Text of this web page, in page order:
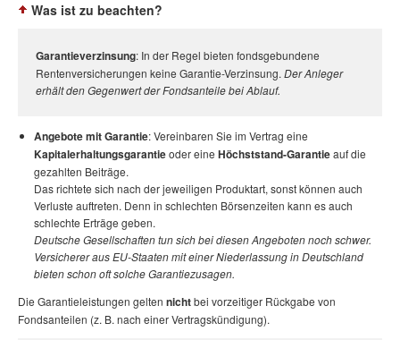
Was ist zu beachten?
Garantieverzinsung: In der Regel bieten fondsgebundene
Rentenversicherungen keine Garantie-Verzinsung. Der Anleger
erhält den Gegenwert der Fondsanteile bei Ablauf.
Angebote mit Garantie: Vereinbaren Sie im Vertrag eine
Kapitalerhaltungsgarantieoder eine Höchststand-Garantieauf die
gezahlten Beiträge.
Das richtete sich nach der jeweiligen Produktart, sonst können auch
Verluste auftreten. Denn in schlechten Börsenzeiten kann es auch
schlechte Erträge geben.
Deutsche Gesellschaften tun sich bei diesen Angeboten noch schwer.
Versicherer aus EU-Staaten mit einer Niederlassung in Deutschland
bieten schon oft solche Garantiezusagen.
Die Garantieleistungen gelten nichtbei vorzeitiger Rückgabe von
Fondsanteilen (z. B. nach einer Vertragskündigung).